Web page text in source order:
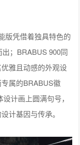
版凭借着独具特色的
；BRABUS 900同
雅且动感的外观设
属的BRABUS徽
计画上圆满句号，
计基因与传承。